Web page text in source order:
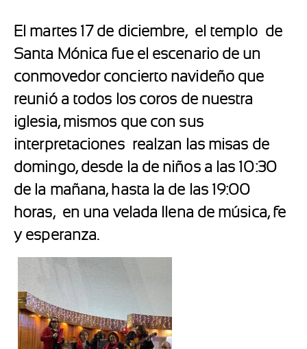
El martes 17 de diciembre, el templo de
Santa Mónica fue el escenario de un
conmovedor concierto navideño que
reunió a todos los coros de nuestra
iglesia, mismos que con sus
interpretaciones realzan las misas de
domingo, desde la de niños a las 10:30
de la mañana, hasta la de las 19:00
horas, en una velada llena de música, fe
y esperanza.